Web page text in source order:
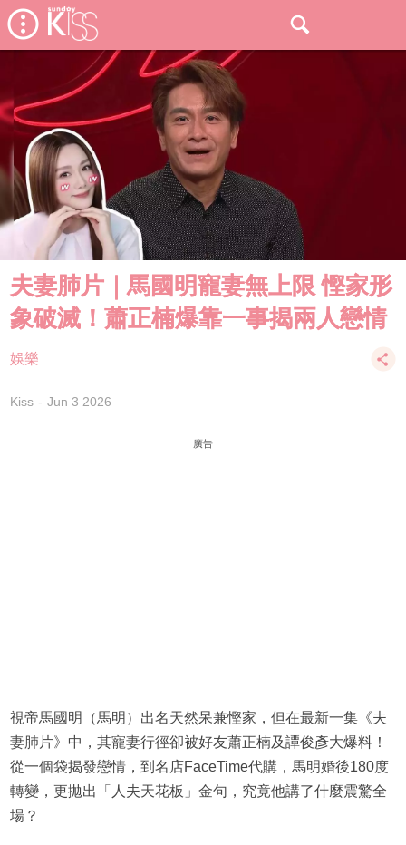
夫妻肺片｜馬國明寵妻無上限 慳家形
象破滅！蕭正楠爆靠一事揭兩人戀情
娛樂
Kiss Jun 3 2026
廣告
視帝馬國明（馬明）出名天然呆兼慳家，但在最新一集《夫
妻肺片》中，其寵妻行徑卻被好友蕭正楠及譚俊彥大爆料！
從一個袋揭發戀情，到名店FaceTime代購，馬明婚後180度
轉變，更拋出「人夫天花板」金句，究竟他講了什麼震驚全
場？